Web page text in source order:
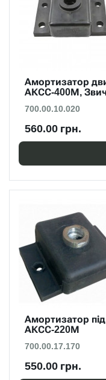
Амортизатор
АКСС-400М,
700.00.10.020
560.00 грн.
Амортизатор
АКСС-220М
700.00.17.170
550.00 грн.